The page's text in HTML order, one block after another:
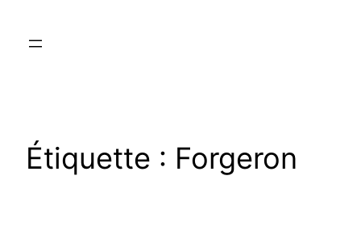
Étiquette : Forgeron